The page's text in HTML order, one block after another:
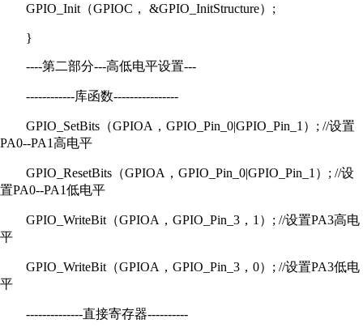
GPIO_Init（GPIOC， &GPIO_InitStructure）;
}
----第二部分---高低电平设置---
------------库函数----------------
GPIO_SetBits（GPIOA，GPIO_Pin_0|GPIO_Pin_1）; //设置
PA0--PA1高电平
GPIO_ResetBits（GPIOA，GPIO_Pin_0|GPIO_Pin_1）; //设
置PA0--PA1低电平
GPIO_WriteBit（GPIOA，GPIO_Pin_3，1）; //设置PA3高电
平
GPIO_WriteBit（GPIOA，GPIO_Pin_3，0）; //设置PA3低电
平
--------------直接寄存器----------